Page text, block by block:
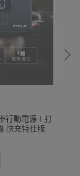
行動電源＋打
快充特仕版